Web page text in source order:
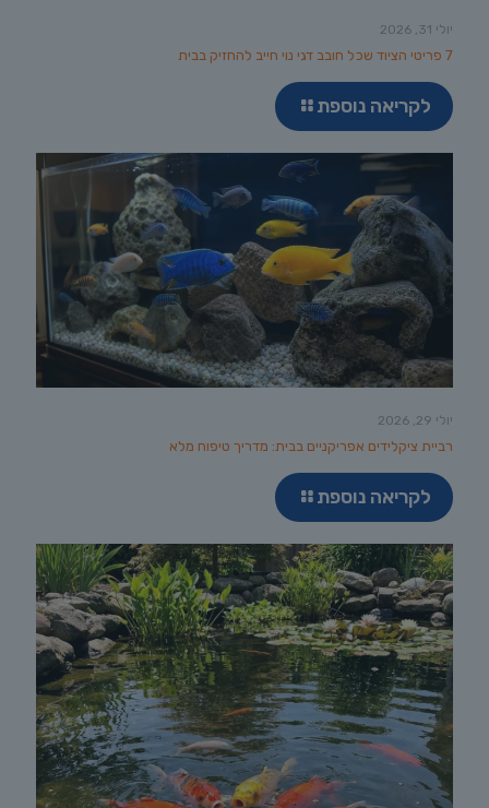
יולי 31, 2026
7 פריטי הציוד שכל חובב דגי נוי חייב להחזיק בבית
לקריאה נוספת
יולי 29, 2026
רביית ציקלידים אפריקניים בבית: מדריך טיפוח מלא
לקריאה נוספת